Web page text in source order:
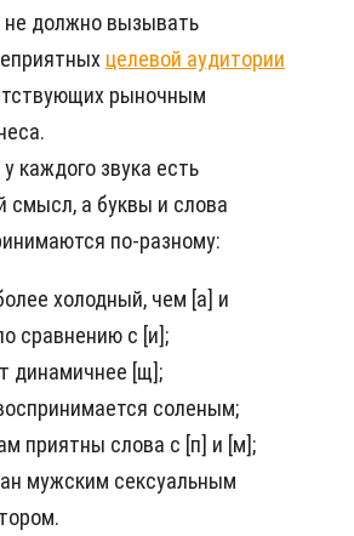
должно вызывать
целевой аудитории
рыночным
каждого звука есть
смысл, а буквы и слова
по-разному:
холодный, чем [а] и
сравнению с [и];
динамичнее [щ];
соленым;
приятны слова с [п] и [м];
мужским сексуальным